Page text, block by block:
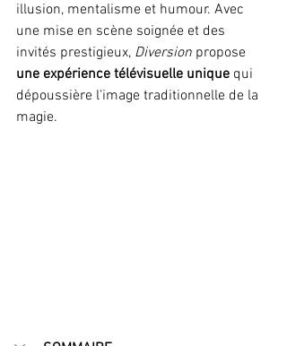
illusion, mentalisme et humour. Avec
une mise en scène soignée et des
invités prestigieux, Diversion propose
une expérience télévisuelle unique qui
dépoussière l'image traditionnelle de la
magie.